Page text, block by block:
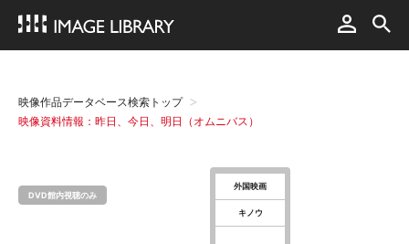
映像作品データベース検索トップ
映像資料情報：昨日、今日、明日（オムニバス）
DVD館内視聴のみ
外国映画
キノウ